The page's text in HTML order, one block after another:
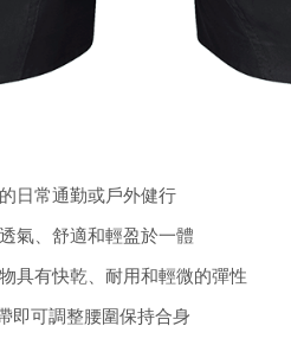
日常通勤或戶外健行
氣、舒適和輕盈於一體
具有快乾、耐用和輕微的彈性
即可調整腰圍保持合身